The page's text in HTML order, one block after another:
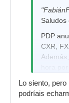
Saludos
PDP
CXR,
hora
No les
Lo siento,
podríais